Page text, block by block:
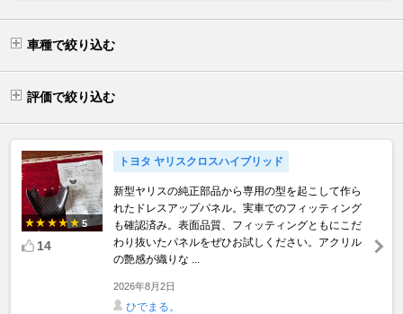
車種で絞り込む
評価で絞り込む
5
14
トヨタ ヤリスクロスハイブリッド
新型ヤリスの純正部品から専用の型を起こして作ら
れたドレスアップパネル。実車でのフィッティング
も確認済み。表面品質、フィッティングともにこだ
わり抜いたパネルをぜひお試しください。アクリル
の艶感が織りな ...
2026年8月2日
ひでまる。